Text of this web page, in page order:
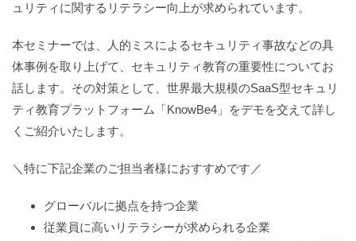
ュリティに関するリテラシー向上が求められています。
本セミナーでは、人的ミスによるセキュリティ事故などの具
体事例を取り上げて、セキュリティ教育の重要性についてお
話します。その対策として、世界最大規模のSaaS型セキュリ
ティ教育プラットフォーム「KnowBe4」をデモを交えて詳し
くご紹介いたします。
＼特に下記企業のご担当者様におすすめです／
グローバルに拠点を持つ企業
従業員に高いリテラシーが求められる企業